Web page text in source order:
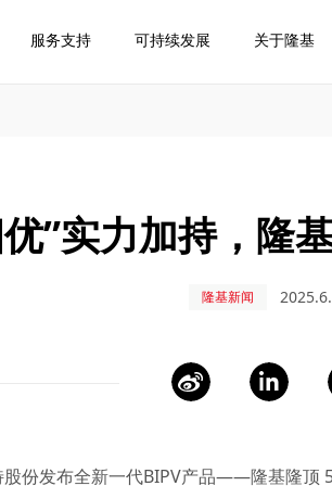
服务支持 可持续发展 关于隆基
”实力加持，隆
隆基新闻
份发布全新一代BIPV产品——隆基隆顶